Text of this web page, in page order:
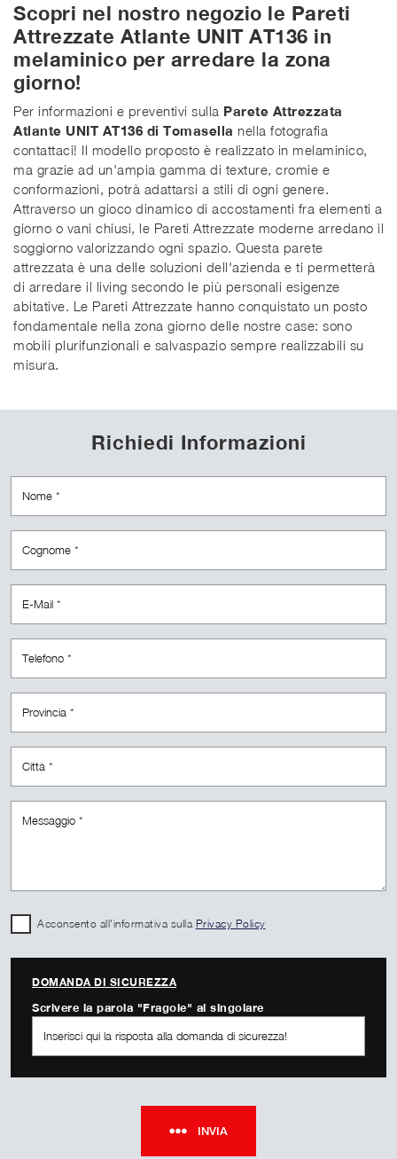
Scopri nel nostro negozio le Pareti
Attrezzate Atlante UNIT AT136 in
melaminico per arredare la zona
giorno!
Per informazioni e preventivi sulla Parete Attrezzata
Atlante UNIT AT136 di Tomasella nella fotografia
contattaci! Il modello proposto è realizzato in melaminico,
ma grazie ad un'ampia gamma di texture, cromie e
conformazioni, potrà adattarsi a stili di ogni genere.
Attraverso un gioco dinamico di accostamenti fra elementi a
giorno o vani chiusi, le Pareti Attrezzate moderne arredano il
soggiorno valorizzando ogni spazio. Questa parete
attrezzata è una delle soluzioni dell'azienda e ti permetterà
di arredare il living secondo le più personali esigenze
abitative. Le Pareti Attrezzate hanno conquistato un posto
fondamentale nella zona giorno delle nostre case: sono
mobili plurifunzionali e salvaspazio sempre realizzabili su
misura.
Richiedi Informazioni
Acconsento all'informativa sulla Privacy Policy
DOMANDA DI SICUREZZA
Scrivere la parola "Fragole" al singolare
INVIA